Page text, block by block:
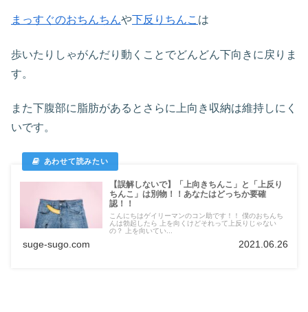
まっすぐのおちんちんや下反りちんこ は
歩いたりしゃがんだり動くことでどんどん下向きに戻りま
す。
また下腹部に脂肪があるとさらに上向き収納は維持しにく
いです。
【誤解しないで】「上向きちんこ」と「上反り
ちんこ」は別物！！あなたはどっちか要確
認！！
こんにちはゲイリーマンのコン助です！！ 僕のおちんち
んは勃起したら 上を向くけどそれって上反りじゃない
の？ 上を向いてい...
suge-sugo.com 2021.06.26